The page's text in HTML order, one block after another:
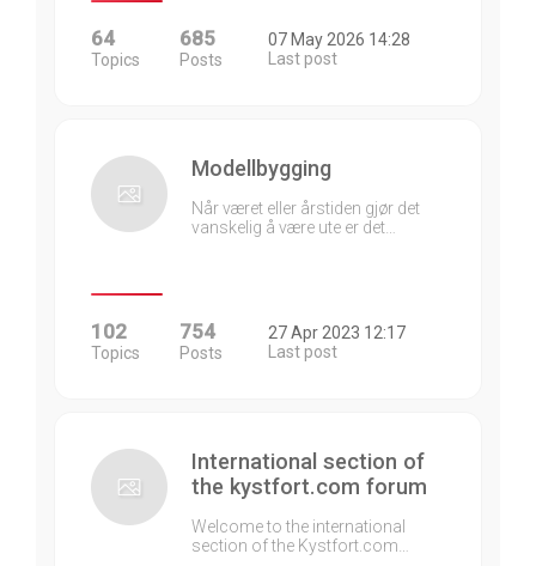
64
Topics
685
Posts
07 May 2026 14:28
Last post
Modellbygging
Når været eller årstiden gjør det
vanskelig å være ute er det…
102
Topics
754
Posts
27 Apr 2023 12:17
Last post
International section of
the kystfort.com forum
Welcome to the international
section of the Kystfort.com…